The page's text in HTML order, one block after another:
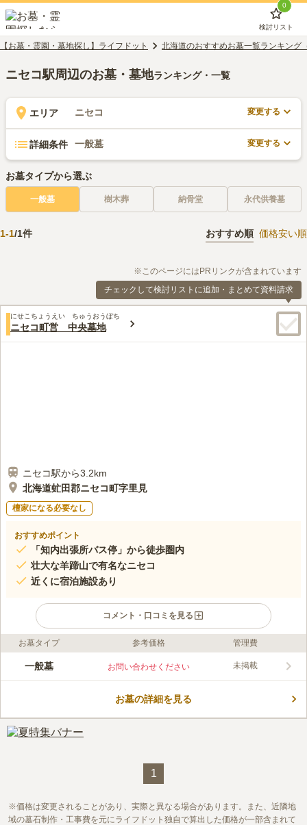
0
検討リスト
【お墓・霊園・墓地探し】ライフドット 北海道のおすすめお墓一覧ランキング
ニセコ駅周辺のお墓・墓地ランキング・一覧
エリア ニセコ 変更する
詳細条件 一般墓 変更する
お墓タイプから選ぶ
一般墓 樹木葬 納骨堂 永代供養墓
1-1/1件 おすすめ順 価格安い順
※このページにはPRリンクが含まれています
チェックして検討リストに追加・まとめて資料請求
にせこちょうえい ちゅうおうぼち
ニセコ町営 中央墓地
ニセコ駅から3.2km
北海道虻田郡ニセコ町字里見
檀家になる必要なし
おすすめポイント
「知内出張所バス停」から徒歩圏内
壮大な羊蹄山で有名なニセコ
近くに宿泊施設あり
コメント・口コミを見る
ライフドット編集部のコメント
冬はスキー客で賑わうニセコは、北海道の大自然の中、寂しくな
いるので、夕暮れ時も安心してお墓参りができます。 羊蹄国道5
参りも困ることなく安心です。
口コミ評価
お墓タイプ 参考価格 管理費
一般墓 お問い合わせください 未掲載
お墓の詳細を見る
1
価格は変更されることがあり、実際と異なる場合があります。また、近隣地
域の墓石制作・工事費を元にライフドット独自で算出した価格が一部含まれて